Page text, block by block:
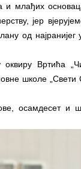
и млађих
јер
од најранијег
Вртића
школе „Свети
осамдесет и